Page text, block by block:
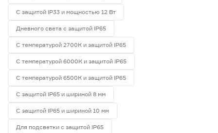
С защитой IP33 и мощностью 12 Вт
Дневного света с защитой IP65
С температурой 2700К и защитой IP65
С температурой 6000К и защитой IP65
С температурой 6500К и защитой IP65
С защитой IP65 и шириной 8 мм
С защитой IP65 и шириной 10 мм
Для подсветки с защитой IP65